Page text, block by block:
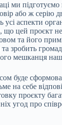
ми
або ж серію
аспекти
що цей проєкт
та його
зробить
мешканця
буде
на себе
проєкту
угод про